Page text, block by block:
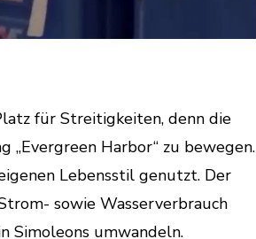
für Streitigkeiten, denn die
„Evergreen Harbor“ zu bewegen.
Lebensstil genutzt. Der
sowie Wasserverbrauch
Simoleons umwandeln.